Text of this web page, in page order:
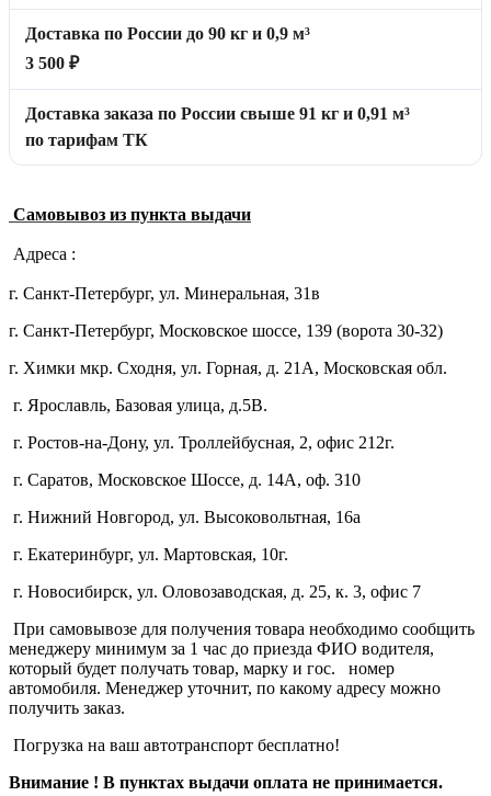
Доставка по России до 90 кг и 0,9 м³
3 500 ₽
Доставка заказа по России свыше 91 кг и 0,91 м³
по тарифам ТК
Самовывоз из пункта выдачи
Адреса :
г. Санкт-Петербург, ул. Минеральная, 31в
г. Санкт-Петербург, Московское шоссе, 139 (ворота 30-32)
г. Химки мкр. Сходня, ул. Горная, д. 21А, Московская обл.
г. Ярославль, Базовая улица, д.5В.
г. Ростов-на-Дону, ул. Троллейбусная, 2, офис 212г.
г. Саратов, Московское Шоссе, д. 14А, оф. 310
г. Нижний Новгород, ул. Высоковольтная, 16а
г. Екатеринбург, ул. Мартовская, 10г.
г. Новосибирск, ул. Оловозаводская, д. 25, к. 3, офис 7
При самовывозе для получения товара необходимо сообщить
менеджеру минимум за 1 час до приезда ФИО водителя,
который будет получать товар, марку и гос. номер
автомобиля. Менеджер уточнит, по какому адресу можно
получить заказ.
Погрузка на ваш автотранспорт бесплатно!
Внимание ! В пунктах выдачи оплата не принимается.